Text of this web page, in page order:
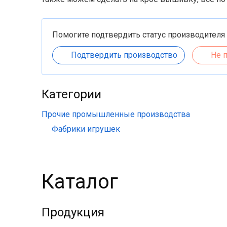
Помогите подтвердить статус производителя
Подтвердить производство Не
Категории
Прочие промышленные производства
Фабрики игрушек
Каталог
Продукция